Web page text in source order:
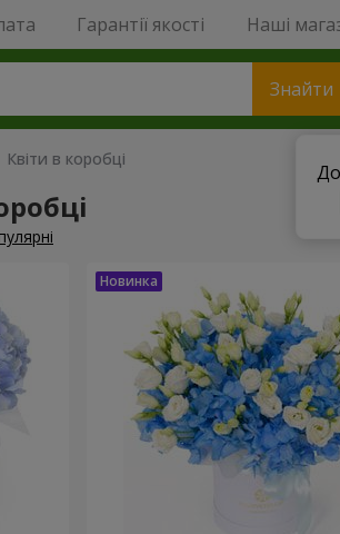
Гарантії якості Наші
Знайти
в коробці